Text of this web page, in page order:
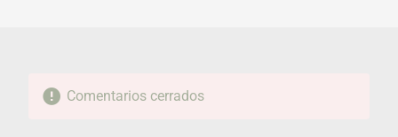
Comentarios cerrados